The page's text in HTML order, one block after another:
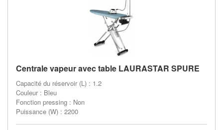
Centrale vapeur avec table LAURASTAR SPURE
Capacité du réservoir (L) : 1.2
Couleur : Bleu
Fonction pressing : Non
Puissance (W) : 2200